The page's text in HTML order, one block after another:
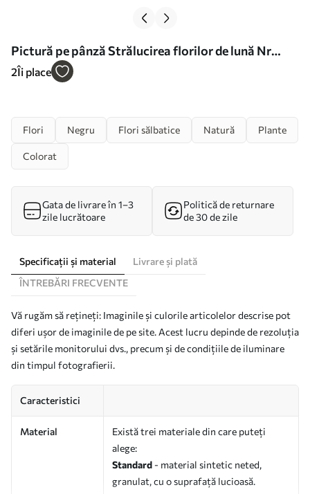
Pictură pe pânză Strălucirea florilor de lună Nr
s42298
2Îi place
Flori Negru Flori sălbatice Natură Plante
Colorat
Gata de livrare în 1–3
zile lucrătoare
Politică de returnare
de 30 de zile
Specificații și material
Livrare și plată
ÎNTREBĂRI FRECVENTE
Vă rugăm să rețineți: Imaginile și culorile articolelor descrise pot
diferi ușor de imaginile de pe site. Acest lucru depinde de rezoluția
și setările monitorului dvs., precum și de condițiile de iluminare
din timpul fotografierii.
Caracteristici
Material
Există trei materiale din care puteți
alege:
Standard - material sintetic neted,
granulat, cu o suprafață lucioasă.